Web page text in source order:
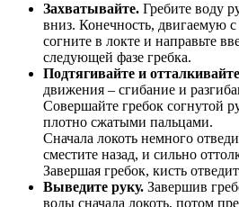
Захватывайте. Гребите воду
вниз. Конечность, двигаемую
согните в локте и направьте
следующей фазе гребка.
Подтягивайте и
движения – сгибание и
Совершайте гребок согнутой
плотно сжатыми пальцами.
Сначала локоть немного
сместите назад, и сильно
Завершая гребок, кисть
Выведите руку. Завершив
воды сначала локоть, потом